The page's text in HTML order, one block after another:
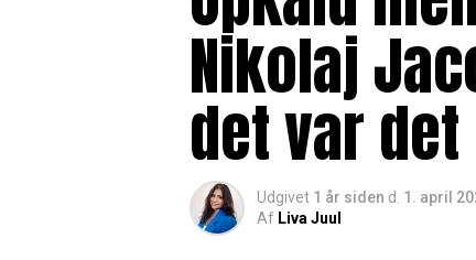
Nikolaj
det var
Udgivet 1 år siden d. 1. april
Af Liva Juul